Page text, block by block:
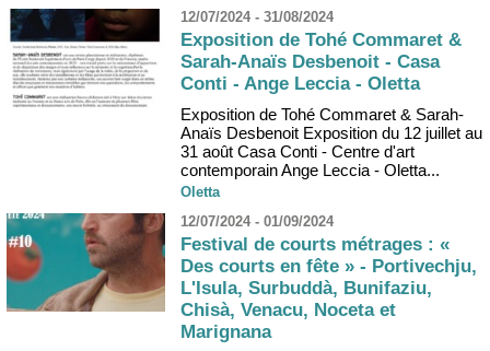
12/07/2024 - 31/08/2024
Exposition de Tohé Commaret &
Sarah-Anaïs Desbenoit - Casa
Conti - Ange Leccia - Oletta
Exposition de Tohé Commaret & Sarah-
Anaïs Desbenoit Exposition du 12 juillet au
31 août Casa Conti - Centre d'art
contemporain Ange Leccia - Oletta...
Oletta
12/07/2024 - 01/09/2024
Festival de courts métrages : «
Des courts en fête » - Portivechju,
L'Isula, Surbuddà, Bunifaziu,
Chisà, Venacu, Noceta et
Marignana